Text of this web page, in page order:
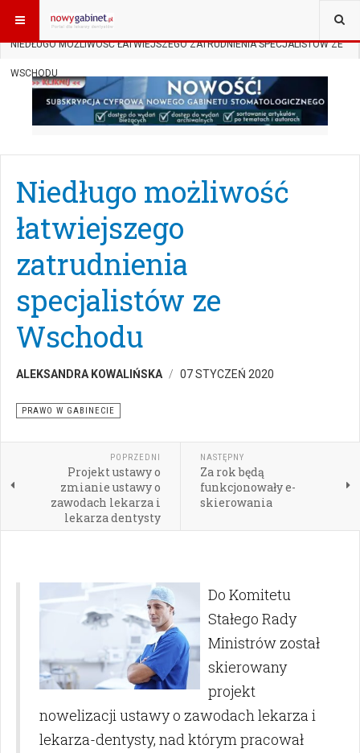
JESTEŚ TUTAJ: START
NIEDŁUGO MOŻLIWOŚĆ ŁATWIEJSZEGO ZATRUDNIENIA SPECJALISTÓW ZE
WSCHODU
Niedługo możliwość
łatwiejszego
zatrudnienia
specjalistów ze
Wschodu
ALEKSANDRA KOWALIŃSKA 07 STYCZEŃ 2020
PRAWO W GABINECIE
POPRZEDNI
Projekt ustawy o
zmianie ustawy o
zawodach lekarza i
lekarza dentysty
NASTĘPNY
Za rok będą
funkcjonowały e-
skierowania
Do Komitetu
Stałego Rady
Ministrów został
skierowany
projekt
nowelizacji ustawy o zawodach lekarza i
lekarza-dentysty, nad którym pracował